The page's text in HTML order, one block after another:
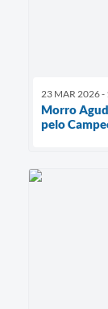
23 MAR 2026 -
Morro
pelo